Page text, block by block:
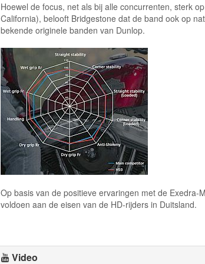
Hoewel de focus, net als bij alle concurrenten, sterk
California), belooft Bridgestone dat de band ook op
bekende originele banden van Dunlop.
Op basis van de positieve ervaringen met de Exedra-
voldoen aan de eisen van de HD-rijders in Duitsland.
Video